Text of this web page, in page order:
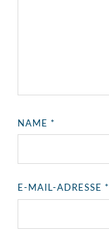
NAME*
E-MAIL-ADRESSE*